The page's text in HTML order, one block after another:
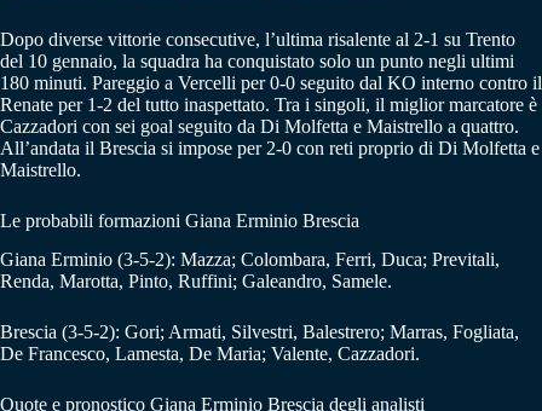
Dopo diverse vittorie consecutive, l’ultima risalente al 2-1 su Trento
del 10 gennaio, la squadra ha conquistato solo un punto negli ultimi
180 minuti. Pareggio a Vercelli per 0-0 seguito dal KO interno contro il
Renate per 1-2 del tutto inaspettato. Tra i singoli, il miglior marcatore è
Cazzadori con sei goal seguito da Di Molfetta e Maistrello a quattro.
All’andata il Brescia si impose per 2-0 con reti proprio di Di Molfetta e
Maistrello.
Le probabili formazioni Giana Erminio Brescia
Giana Erminio (3-5-2): Mazza; Colombara, Ferri, Duca; Previtali,
Renda, Marotta, Pinto, Ruffini; Galeandro, Samele.
Brescia (3-5-2): Gori; Armati, Silvestri, Balestrero; Marras, Fogliata,
De Francesco, Lamesta, De Maria; Valente, Cazzadori.
Quote e pronostico Giana Erminio Brescia degli analisti